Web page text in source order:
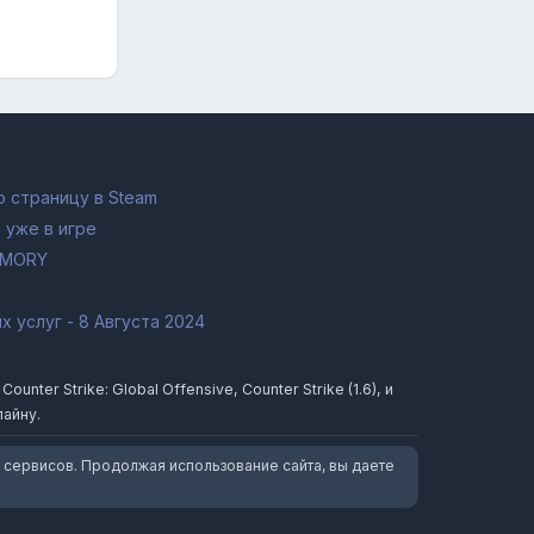
страницу в Steam
уже в игре
услуг - 8 Августа 2024
Strike: Global Offensive, Counter Strike (1.6), и
Продолжая использование сайта, вы даете